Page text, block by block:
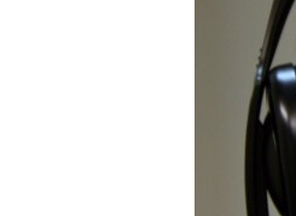
УКРАИНСКАЯ ПРОБЛЕМА КРЫМА